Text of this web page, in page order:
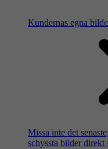
Kundernas egna
Missa inte det
schyssta bilder direkt